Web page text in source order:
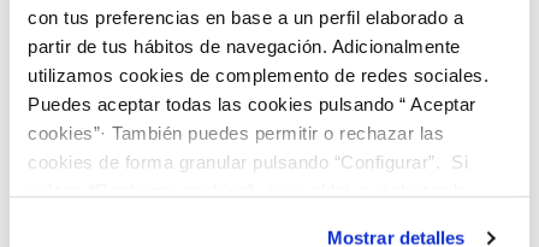
con tus preferencias en base a un perfil elaborado a
partir de tus hábitos de navegación. Adicionalmente
utilizamos cookies de complemento de redes sociales.
Puedes aceptar todas las cookies pulsando “ Aceptar
cookies”· También puedes permitir o rechazar las
cookies de forma granular pulsando “Configurar”. Si
Mostrar detalles